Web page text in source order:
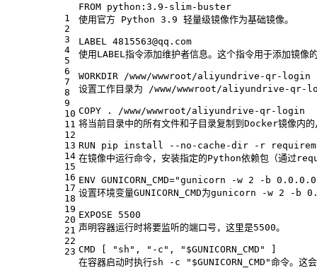
1
2
3
4
5
6
7
8
9
10
11
12
13
14
15
16
17
18
19
20
21
22
23
FROM python:3.9-slim-buster
使用官方 Python 3.9 轻量级镜像作为基础镜像。
LABEL 4815563@qq.com
使用LABEL指令添加维护者信息。这个指令用于添加镜像
WORKDIR /www/wwwroot/aliyundrive-qr-login
设置工作目录为 /www/wwwroot/aliyundrive-qr-
COPY . /www/wwwroot/aliyundrive-qr-login
将当前目录中的所有文件和子目录复制到Docker镜
RUN pip install --no-cache-dir -r
在镜像中运行命令，安装指定的Python依赖包（通过
ENV GUNICORN_CMD="gunicorn -w 2 -b
设置环境变量GUNICORN_CMD为gunicorn -w 2 -b
EXPOSE 5500
声明容器运行时将要监听的端口号，这里是5500。
CMD
[ "sh", "-c", "$GUNICORN_CMD" ]
在容器启动时执行sh -c "$GUNICORN_CMD"命令。这